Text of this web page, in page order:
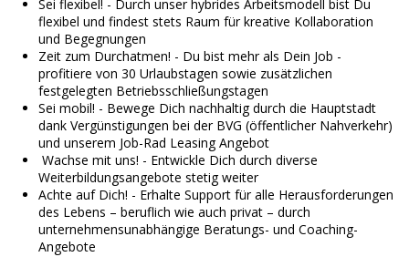
Sei flexibel! - Durch unser hybrides Arbeitsmodell bist Du
flexibel und findest stets Raum für kreative Kollaboration
und Begegnungen
Zeit zum Durchatmen! - Du bist mehr als Dein Job -
profitiere von 30 Urlaubstagen sowie zusätzlichen
festgelegten Betriebsschließungstagen
Sei mobil! - Bewege Dich nachhaltig durch die Hauptstadt
dank Vergünstigungen bei der BVG (öffentlicher Nahverkehr)
und unserem Job-Rad Leasing Angebot
Wachse mit uns! - Entwickle Dich durch diverse
Weiterbildungsangebote stetig weiter
Achte auf Dich! - Erhalte Support für alle Herausforderungen
des Lebens – beruflich wie auch privat – durch
unternehmensunabhängige Beratungs- und Coaching-
Angebote